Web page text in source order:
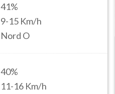
41%
9-15 Km/h
Nord O
40%
11-16 Km/h